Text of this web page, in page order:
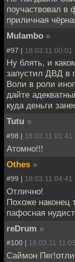
поучаствовал в
приличная
Mulambo »
#97 | 18.03.11 00:01
Ну блять, и
запустил ДВД в
Воли в роли
дайте
куда деньги
Tutu »
#98 | 18.03.11 01:41
Атомно!!!
Othes »
#99 | 18.03.11 04:41
Отлично!
Похоже наконец
пафосная
reDrum »
#100 | 18.03.11 11:03
Саймон